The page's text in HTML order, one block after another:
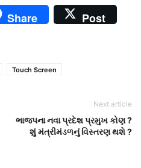
Share Post
Touch Screen
Next article
ભાજપના નવા પ્રદેશ પ્રમુખ કોણ ?
શું મંત્રીમંડળનું વિસ્તરણ થશે ?